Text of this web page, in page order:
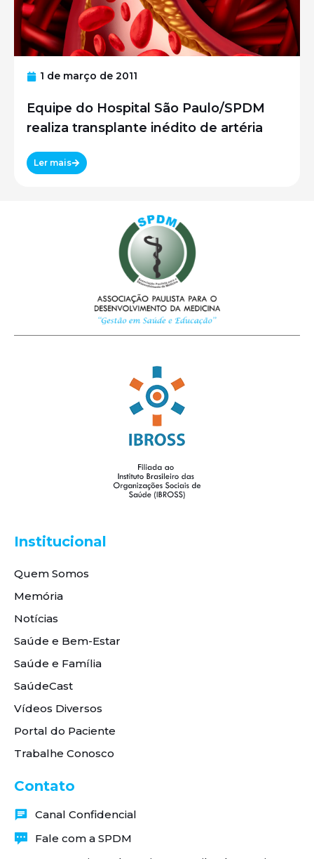
1 de março de 2011
Equipe do Hospital São Paulo/SPDM
realiza transplante inédito de artéria
Ler mais
Institucional
Quem Somos
Memória
Notícias
Saúde e Bem-Estar
Saúde e Família
SaúdeCast
Vídeos Diversos
Portal do Paciente
Trabalhe Conosco
Contato
Canal Confidencial
Fale com a SPDM